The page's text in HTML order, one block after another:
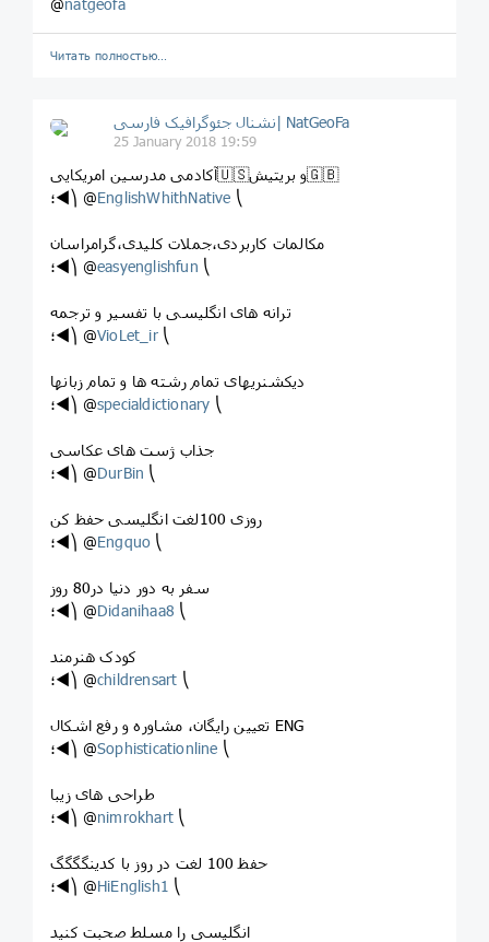
@natgeofa
Читать полностью…
نشنال جئوگرافیک فارسی| NatGeoFa
25 January 2018 19:59
آکادمی مدرسین امریکایی🇺🇸و بریتیش🇬🇧
؛◄⎞ @EnglishWhithNative ⎝
مکالمات کاربردی،جملات کلیدی،گرامراسان
؛◄⎞ @easyenglishfun ⎝
ترانه های انگلیسی با تفسیر و ترجمه
؛◄⎞ @VioLet_ir⎝
دیکشنریهای تمام رشته ها و تمام زبانها
؛◄⎞ @specialdictionary ⎝
جذاب ژست های عکاسی
؛◄⎞ @DurBin ⎝
روزی 100لغت انگلیسی حفظ کن
؛◄⎞ @Engquo ⎝
سفر به دور دنیا در80 روز
؛◄⎞ @Didanihaa8 ⎝
کودک هنرمند
؛◄⎞ @childrensart ⎝
تعیین رایگان، مشاوره و رفع اشکال ENG
؛◄⎞ @Sophisticationline ⎝
طراحی های زیبا
؛◄⎞ @nimrokhart ⎝
حفظ 100 لغت در روز با کدینگگگگ
؛◄⎞ @HiEnglish1 ⎝
انگلیسی را مسلط صحبت کنید